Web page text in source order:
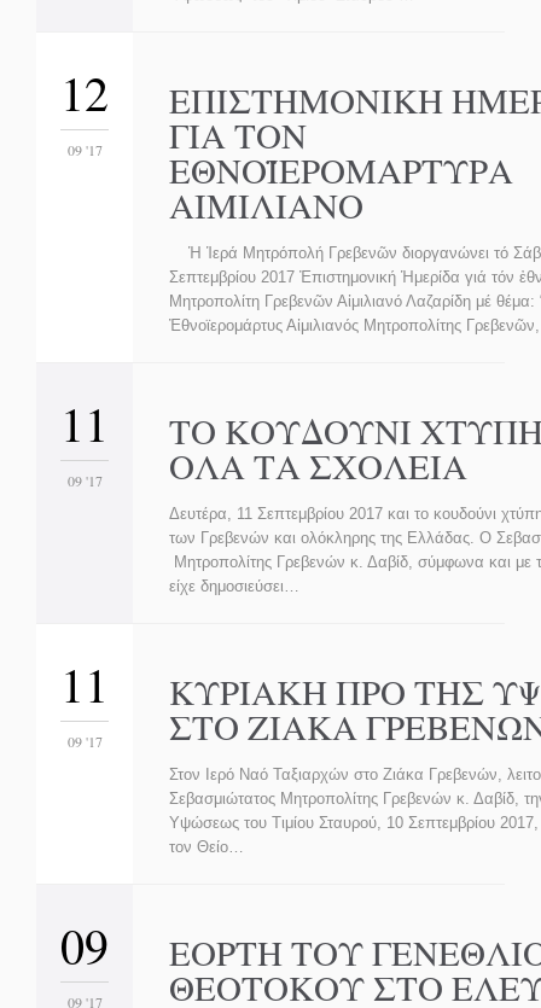
12
09 '17
ΕΠΙΣΤΗΜΟΝΙΚΗ
ΓΙΑ ΤΟΝ
ΕΘΝΟΪΕΡΟΜΑΡΤΥΡΑ
ΑΙΜΙΛΙΑΝΟ
Ἡ Ἱερά Μητρόπολή Γρεβενῶν διοργανώνει τό
Σεπτεμβρίου 2017 Ἐπιστημονική Ἡμερίδα γιά τόν
Μητροπολίτη Γρεβενῶν Αἰμιλιανό Λαζαρίδη μέ
Ἐθνοϊερομάρτυς Αἰμιλιανός Μητροπολίτης
11
09 '17
ΤΟ ΚΟΥΔΟΥΝΙ
ΟΛΑ ΤΑ ΣΧΟΛΕΙΑ
Δευτέρα, 11 Σεπτεμβρίου 2017 και το κουδούνι
των Γρεβενών και ολόκληρης της Ελλάδας. Ο
Μητροπολίτης Γρεβενών κ. Δαβίδ, σύμφωνα και
είχε δημοσιεύσει…
11
09 '17
ΚΥΡΙΑΚΗ ΠΡΟ ΤΗΣ
ΣΤΟ ΖΙΑΚΑ
Στον Ιερό Ναό Ταξιαρχών στο Ζιάκα Γρεβενών,
Σεβασμιώτατος Μητροπολίτης Γρεβενών κ. Δαβίδ,
Υψώσεως του Τιμίου Σταυρού, 10 Σεπτεμβρίου
τον Θείο…
09
09 '17
ΕΟΡΤΗ ΤΟΥ
ΘΕΟΤΟΚΟΥ ΣΤΟ